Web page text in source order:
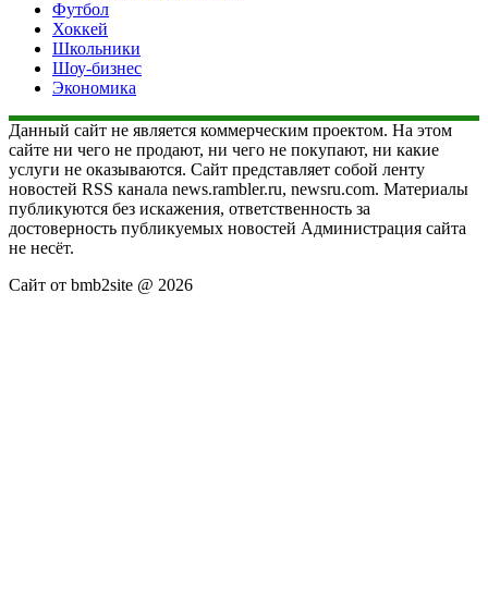
Футбол
Хоккей
Школьники
Шоу-бизнес
Экономика
Данный сайт не является коммерческим проектом. На этом
сайте ни чего не продают, ни чего не покупают, ни какие
услуги не оказываются. Сайт представляет собой ленту
новостей RSS канала news.rambler.ru, newsru.com. Материалы
публикуются без искажения, ответственность за
достоверность публикуемых новостей Администрация сайта
не несёт.
Сайт от bmb2site @ 2026